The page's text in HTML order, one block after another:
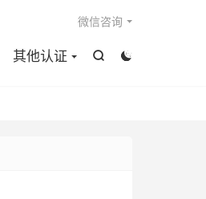


其他认证
微信咨询